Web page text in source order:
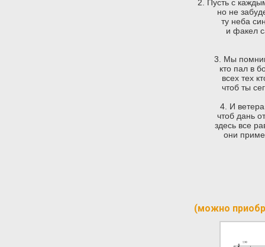
2. Пусть с
но не
ту неба
и факел
3. Мы
кто пал в
всех тех
чтоб ты
4. И
чтоб дань
здесь все
они
(можно